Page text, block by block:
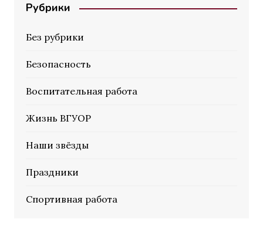
Рубрики
Без рубрики
Безопасность
Воспитательная работа
Жизнь ВГУОР
Наши звёзды
Праздники
Спортивная работа